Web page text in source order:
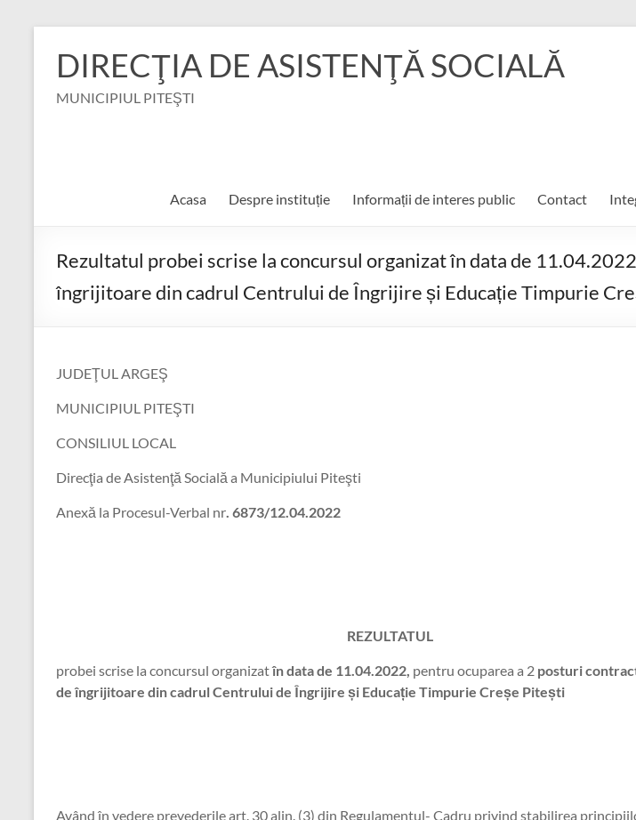
contentDIRECŢIA DE ASISTENŢĂ SOCIALĂ
MUNICIPIUL PITEŞTI
Acasa Despre instituție Informații de interes public Contact
Rezultatul probei scrise la concursul organizat în data de
îngrijitoare din cadrul Centrului de Îngrijire și Educație Timpurie
JUDEŢUL ARGEŞ
MUNICIPIUL PITEŞTI
CONSILIUL LOCAL
Direcţia de Asistenţă Socială a Municipiului Piteşti
Anexă la Procesul-Verbal nr. 6873/12.04.2022
REZULTATUL
probei scrise la concursul organizatîn data de 11.04.2022, pentru ocuparea a 2 posturi
de îngrijitoare din cadrul Centrului de Îngrijire și Educație Timpurie Creșe Pitești
Având în vedere prevederile art. 30 alin. (3) din Regulamentul- Cadru privind stabilirea